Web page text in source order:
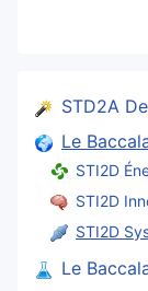
STD2A
Le
STI2D
STI2D
STI2D
Le